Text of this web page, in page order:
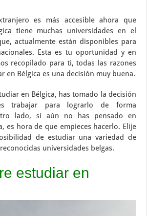
es más accesible ahora que
tiene muchas universidades en el
actualmente están disponibles para
Esta es tu oportunidad y en
recopilado para ti, todas las razones
en Bélgica es una decisión muy buena.
en Bélgica, has tomado la decisión
trabajar para lograrlo de forma
lado, si aún no has pensado en
es hora de que empieces hacerlo. Elije
de estudiar una variedad de
universidades belgas.
estudiar en